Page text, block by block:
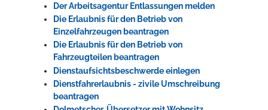
Der Arbeitsagentur Entlassungen melden
Die Erlaubnis für den Betrieb von
Einzelfahrzeugen beantragen
Die Erlaubnis für den Betrieb von
Fahrzeugteilen beantragen
Dienstaufsichtsbeschwerde einlegen
Dienstfahrerlaubnis - zivile Umschreibung
beantragen